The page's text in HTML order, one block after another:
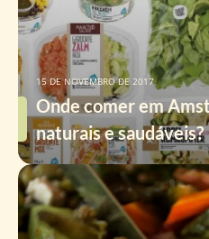
Onde comer em
naturais e saudáveis?
15 DE NOVEMBRO DE 2017